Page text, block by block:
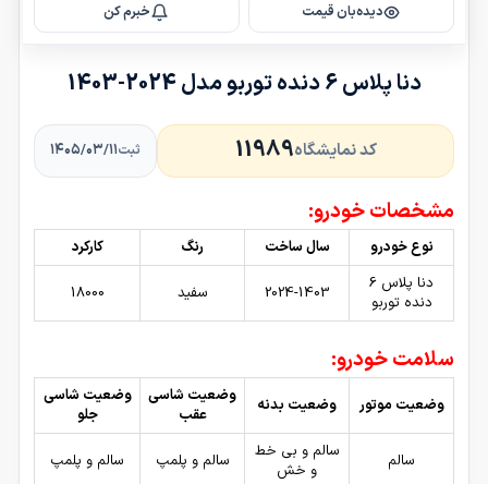
دیده‌بان قیمت خبرم کن
دنا پلاس 6 دنده توربو مدل 2024-1403
کد نمایشگاه11989 ثبت۱۴۰۵/۰۳/۱۱
مشخصات خودرو:
نوع خودرو سال ساخت رنگ
کارکرد
دنا پلاس 6
دنده توربو
2024-1403 سفید 18000
سلامت خودرو:
وضعیت موتور وضعیت بدنه
وضعیت شاسی
عقب
وضعیت شاسی
جلو
سالم
سالم و بی خط
و خش
سالم و پلمپ سالم و پلمپ